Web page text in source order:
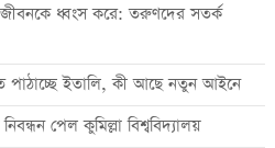
ধ্বংস করে: তরুণদের সতর্ক
পাঠাচ্ছে ইতালি, কী আছে নতুন আইনে
পেল কুমিল্লা বিশ্ববিদ্যালয়